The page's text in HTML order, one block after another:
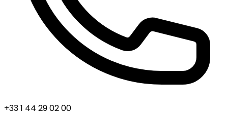
+33 1 44 29 02 00